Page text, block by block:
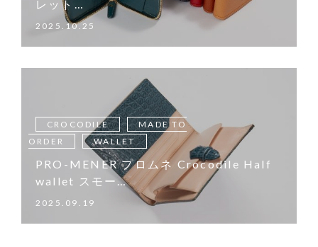
レット…
2025.10.25
CROCODILE
MADE TO
ORDER
WALLET
PRO-MENER プロムネ Crocodile Half
wallet スモー…
2025.09.19